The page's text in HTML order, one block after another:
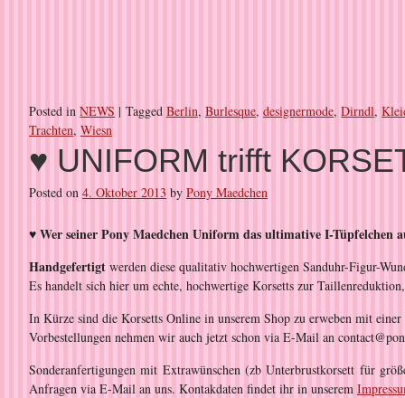
Posted in NEWS | Tagged Berlin, Burlesque,designermode,Dirndl,
Trachten, Wiesn
♥ UNIFORM trifft
Posted on 4. Oktober 2013 by Pony Maedchen
♥Wer seiner Pony Maedchen Uniform das ultimative I-Tüpfelchen
Handgefertigt werden diese qualitativ hochwertigen Sanduhr-Figur-
Es handelt sich hier um echte, hochwertige Korsetts zur
In Kürze sind die Korsetts Online in unserem Shop zu erweben mit einer
Vorbestellungen nehmen wir auch jetzt schon via E-Mail an
Sonderanfertigungen mit Extrawünschen (zb Unterbrustkorsett für
Anfragen via E-Mail an uns. Kontakdaten findet ihr in unserem